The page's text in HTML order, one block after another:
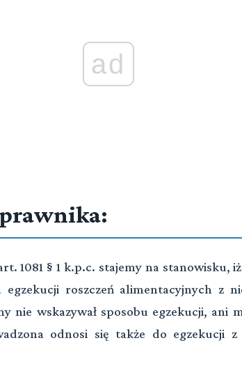
ad
1081 § 1 k.p.c. stajemy na stanowisku,
egzekucji roszczeń alimentacyjnych z
nie wskazywał sposobu egzekucji, ani
odnosi się także do egzekucji z